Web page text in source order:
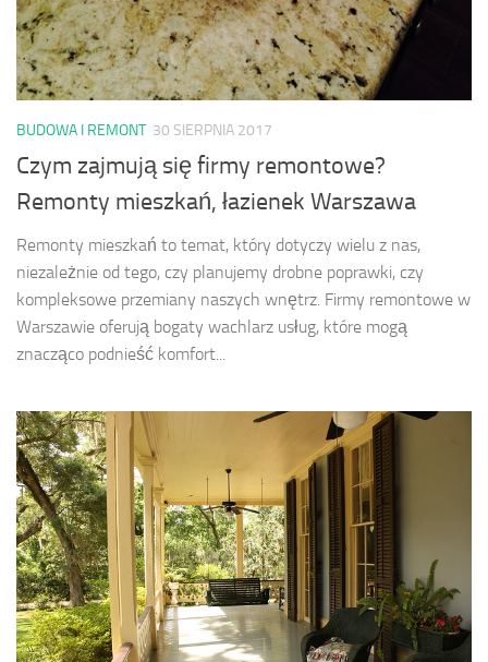
BUDOWA I REMONT 30 SIERPNIA 2017
Czym zajmują się firmy remontowe?
Remonty mieszkań, łazienek Warszawa
Remonty mieszkań to temat, który dotyczy wielu z nas,
niezależnie od tego, czy planujemy drobne poprawki, czy
kompleksowe przemiany naszych wnętrz. Firmy remontowe w
Warszawie oferują bogaty wachlarz usług, które mogą
znacząco podnieść komfort...